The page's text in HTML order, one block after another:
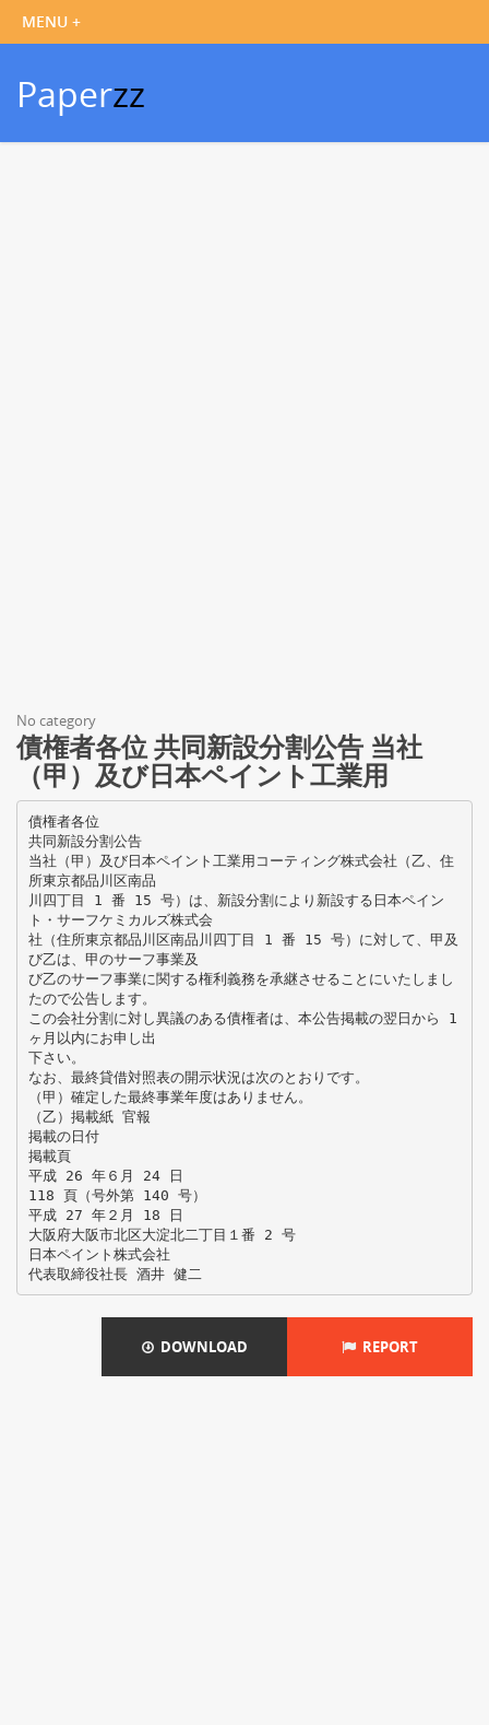
Paperzz
No category
債権者各位 共同新設分割公告 当社
（甲）及び日本ペイント工業用
債権者各位
共同新設分割公告
当社（甲）及び日本ペイント工業用コーティング株式会社（乙、住
所東京都品川区南品
川四丁目 1 番 15 号）は、新設分割により新設する日本ペイン
ト・サーフケミカルズ株式会
社（住所東京都品川区南品川四丁目 1 番 15 号）に対して、甲及
び乙は、甲のサーフ事業及
び乙のサーフ事業に関する権利義務を承継させることにいたしまし
たので公告します。
この会社分割に対し異議のある債権者は、本公告掲載の翌日から 1
ヶ月以内にお申し出
下さい。
なお、最終貸借対照表の開示状況は次のとおりです。
（甲）確定した最終事業年度はありません。
（乙）掲載紙 官報
掲載の日付
掲載頁
平成 26 年６月 24 日
118 頁（号外第 140 号）
平成 27 年２月 18 日
大阪府大阪市北区大淀北二丁目１番 2 号
日本ペイント株式会社
DOWNLOAD REPORT